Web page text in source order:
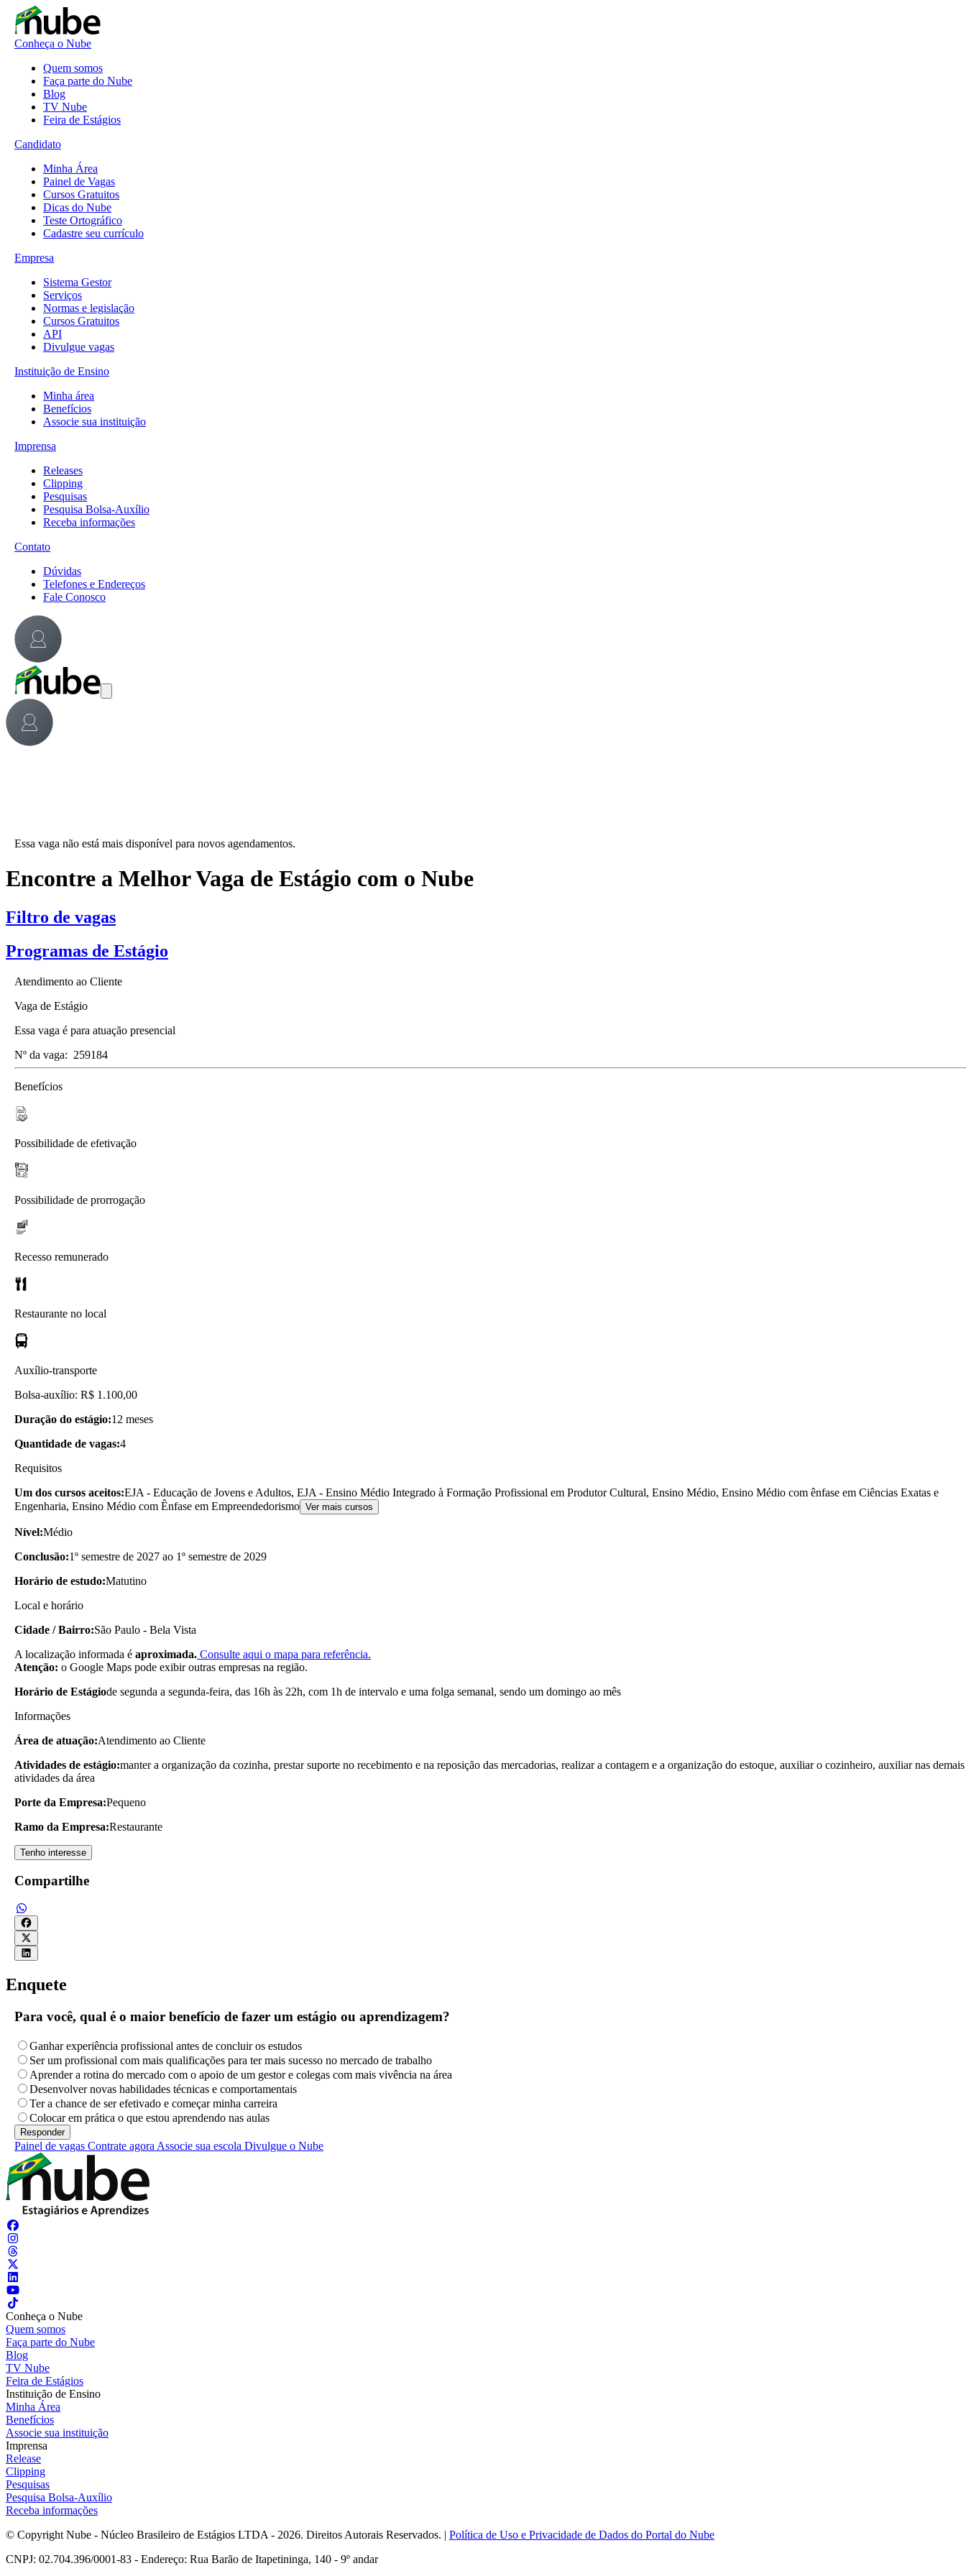
Conheça o Nube
Quem somos
Faça parte do Nube
Blog
TV Nube
Feira de Estágios
Candidato
Minha Área
Painel de Vagas
Cursos Gratuitos
Dicas do Nube
Teste Ortográfico
Cadastre seu currículo
Empresa
Sistema Gestor
Serviços
Normas e legislação
Cursos Gratuitos
API
Divulgue vagas
Instituição de Ensino
Minha área
Benefícios
Associe sua instituição
Imprensa
Releases
Clipping
Pesquisas
Pesquisa Bolsa-Auxílio
Receba informações
Contato
Dúvidas
Telefones e Endereços
Fale Conosco
Essa vaga não está mais disponível para novos agendamentos.
Encontre a Melhor Vaga de Estágio com o Nube
Filtro de vagas
Programas de Estágio
Atendimento ao Cliente
Vaga de Estágio
Essa vaga é para atuação presencial
Nº da vaga: 259184
Benefícios
Possibilidade de efetivação
Possibilidade de prorrogação
Recesso remunerado
Restaurante no local
Auxílio-transporte
Bolsa-auxílio: R$ 1.100,00
Duração do estágio:12 meses
Quantidade de vagas:4
Requisitos
Um dos cursos aceitos:EJA - Educação de Jovens e Adultos, EJA - Ensino Médio Integrado à Formação Profissional em Produtor Cultural, Ensino Médio, Ensino Médio com ênfase em Ciências Exatas e
Engenharia, Ensino Médio com Ênfase em Empreendedorismo Ver mais cursos
Nível:Médio
Conclusão:1º semestre de 2027 ao 1º semestre de 2029
Horário de estudo:Matutino
Local e horário
Cidade / Bairro:São Paulo - Bela Vista
A localização informada é aproximada. Consulte aqui o mapa para referência.
Atenção: o Google Maps pode exibir outras empresas na região.
Horário de Estágiode segunda a segunda-feira, das 16h às 22h, com 1h de intervalo e uma folga semanal, sendo um domingo ao mês
Informações
Área de atuação:Atendimento ao Cliente
Atividades de estágio:manter a organização da cozinha, prestar suporte no recebimento e na reposição das mercadorias, realizar a contagem e a organização do estoque, auxiliar o cozinheiro, auxiliar nas demais
atividades da área
Porte da Empresa:Pequeno
Ramo da Empresa:Restaurante
Tenho interesse
Compartilhe
Enquete
Para você, qual é o maior benefício de fazer um estágio ou aprendizagem?
Ganhar experiência profissional antes de concluir os estudos
Ser um profissional com mais qualificações para ter mais sucesso no mercado de trabalho
Aprender a rotina do mercado com o apoio de um gestor e colegas com mais vivência na área
Desenvolver novas habilidades técnicas e comportamentais
Ter a chance de ser efetivado e começar minha carreira
Colocar em prática o que estou aprendendo nas aulas
Painel de vagas Contrate agora Associe sua escola Divulgue o Nube
Conheça o Nube
Quem somos
Faça parte do Nube
Blog
TV Nube
Feira de Estágios
Instituição de Ensino
Minha Área
Benefícios
Associe sua instituição
Imprensa
Release
Clipping
Pesquisas
Pesquisa Bolsa-Auxílio
Receba informações
© Copyright Nube - Núcleo Brasileiro de Estágios LTDA - 2026. Direitos Autorais Reservados. | Política de Uso e Privacidade de Dados do Portal do Nube
CNPJ: 02.704.396/0001-83 - Endereço: Rua Barão de Itapetininga, 140 - 9º andar